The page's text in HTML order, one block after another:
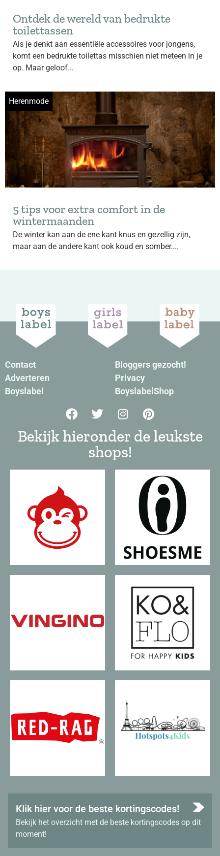
Ontdek de wereld van bedrukte
toilettassen
Als je denkt aan essentiële accessoires voor jongens,
komt een bedrukte toilettas misschien niet meteen in je
op. Maar geloof...
Herenmode
5 tips voor extra comfort in de
wintermaanden
De winter kan aan de ene kant knus en gezellig zijn,
maar aan de andere kant ook koud en somber....
Contact
Adverteren
Boyslabel
Bloggers gezocht!
Privacy
BoyslabelShop
Bekijk hieronder de leukste
shops!
Klik hier voor de beste kortingscodes!
Bekijk het overzicht met de beste kortingscodes op dit
moment!